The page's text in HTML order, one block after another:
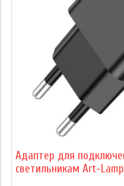
Адаптер для
светильникам Art-